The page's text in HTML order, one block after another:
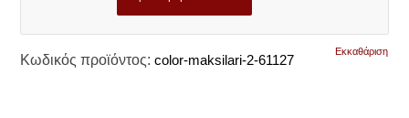
Εκκαθάριση
Κωδικός προϊόντος: color-maksilari-2-61127